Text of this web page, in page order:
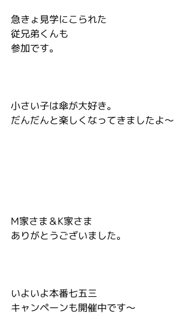
急きょ見学にこられた
従兄弟くんも
参加です。
小さい子は傘が大好き。
だんだんと楽しくなってきましたよ～
M家さま＆K家さま
ありがとうございました。
いよいよ本番七五三
キャンペーンも開催中です～